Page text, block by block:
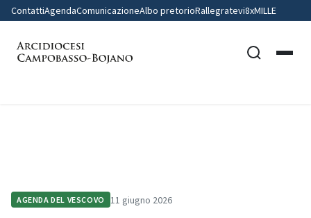
ContattiAgendaComunicazioneAlbo pretorioRallegratevi8xMILLE
AGENDA DEL VESCOVO 11 giugno 2026